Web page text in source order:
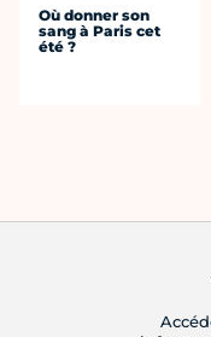
Où donner son
sang à Paris cet
été ?